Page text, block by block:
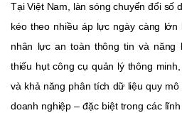
Tại Việt Nam, làn sóng chuyển đổi số
kéo theo nhiều áp lực ngày càng
nhân lực an toàn thông tin và năng
thiếu hụt công cụ quản lý thông
và khả năng phân tích dữ liệu quy
doanh nghiệp – đặc biệt trong các